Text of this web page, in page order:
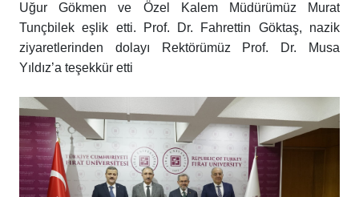
Uğur Gökmen ve Özel Kalem Müdürümüz Murat
Tunçbilek eşlik etti. Prof. Dr. Fahrettin Göktaş, nazik
ziyaretlerinden dolayı Rektörümüz Prof. Dr. Musa
Yıldız’a teşekkür etti